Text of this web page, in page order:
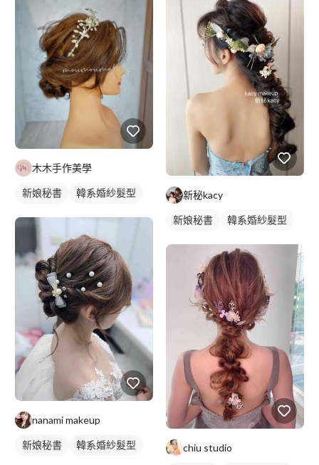
木木手作美學
新娘秘書
韓系婚紗髮型
nanami makeup
新娘秘書
韓系婚紗髮型
新秘kacy
新娘秘書
韓系婚紗髮型
chiu studio